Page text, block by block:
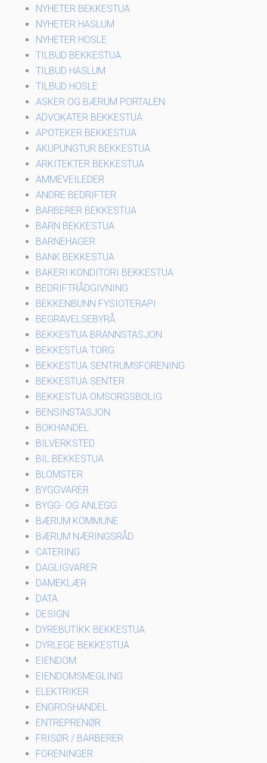
NYHETER BEKKESTUA
NYHETER HASLUM
NYHETER HOSLE
TILBUD BEKKESTUA
TILBUD HASLUM
TILBUD HOSLE
ASKER OG BÆRUM PORTALEN
ADVOKATER BEKKESTUA
APOTEKER BEKKESTUA
AKUPUNGTUR BEKKESTUA
ARKITEKTER BEKKESTUA
AMMEVEILEDER
ANDRE BEDRIFTER
BARBERER BEKKESTUA
BARN BEKKESTUA
BARNEHAGER
BANK BEKKESTUA
BAKERI KONDITORI BEKKESTUA
BEDRIFTRÅDGIVNING
BEKKENBUNN FYSIOTERAPI
BEGRAVELSEBYRÅ
BEKKESTUA BRANNSTASJON
BEKKESTUA TORG
BEKKESTUA SENTRUMSFORENING
BEKKESTUA SENTER
BEKKESTUA OMSORGSBOLIG
BENSINSTASJON
BOKHANDEL
BILVERKSTED
BIL BEKKESTUA
BLOMSTER
BYGGVARER
BYGG- OG ANLEGG
BÆRUM KOMMUNE
BÆRUM NÆRINGSRÅD
CATERING
DAGLIGVARER
DAMEKLÆR
DATA
DESIGN
DYREBUTIKK BEKKESTUA
DYRLEGE BEKKESTUA
EIENDOM
EIENDOMSMEGLING
ELEKTRIKER
ENGROSHANDEL
ENTREPRENØR
FRISØR / BARBERER
FORENINGER